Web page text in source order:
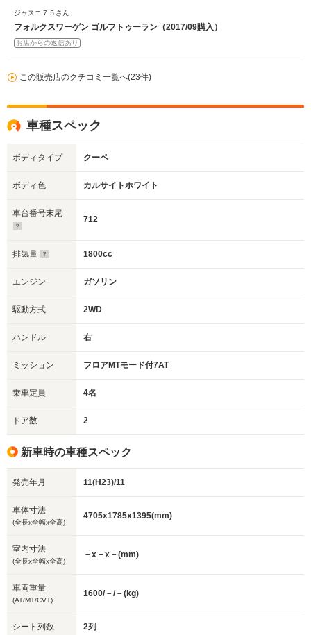
ジャスコ７５さん
フォルクスワーゲン ゴルフトゥーラン（2017/09購入）
お店からの返信あり
この販売店のクチコミ一覧へ(23件)
車種スペック
ボディタイプ クーペ
ボディ色 カルサイトホワイト
車台番号末尾
712
排気量 1800cc
エンジン ガソリン
駆動方式 2WD
ハンドル 右
ミッション フロアMTモード付7AT
乗車定員 4名
ドア数 2
新車時の車種スペック
発売年月 11(H23)/11
車体寸法
(全長x全幅x全高)
4705x1785x1395(mm)
室内寸法
(全長x全幅x全高)
－x－x－(mm)
車両重量
(AT/MT/CVT)
1600/－/－(kg)
シート列数 2列